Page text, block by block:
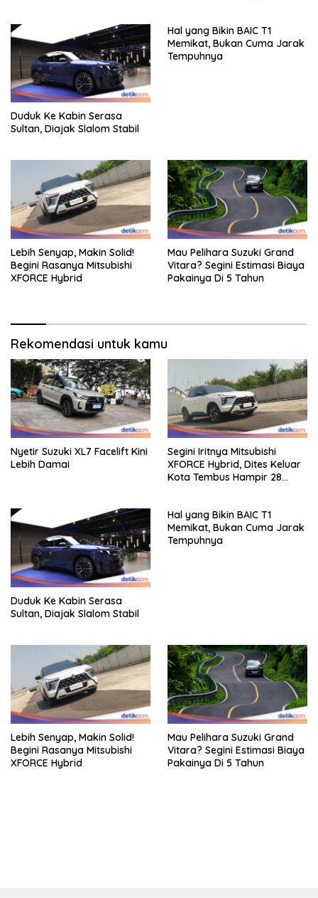
Duduk Ke Kabin Serasa
Sultan, Diajak Slalom Stabil
Hal yang Bikin BAIC T1
Memikat, Bukan Cuma Jarak
Tempuhnya
Lebih Senyap, Makin Solid!
Begini Rasanya Mitsubishi
XFORCE Hybrid
Mau Pelihara Suzuki Grand
Vitara? Segini Estimasi Biaya
Pakainya Di 5 Tahun
Rekomendasi untuk kamu
Nyetir Suzuki XL7 Facelift Kini
Lebih Damai
Segini Iritnya Mitsubishi
XFORCE Hybrid, Dites Keluar
Kota Tembus Hampir 28
Duduk Ke Kabin Serasa
Sultan, Diajak Slalom Stabil
Hal yang Bikin BAIC T1
Memikat, Bukan Cuma Jarak
Tempuhnya
Lebih Senyap, Makin Solid!
Begini Rasanya Mitsubishi
XFORCE Hybrid
Mau Pelihara Suzuki Grand
Vitara? Segini Estimasi Biaya
Pakainya Di 5 Tahun